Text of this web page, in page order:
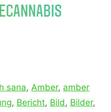
sana,Amber, amber
, Bericht, Bild, Bilder,